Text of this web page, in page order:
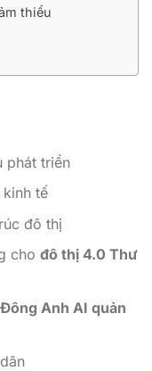
thiểu
phát triển
tế
đô thị
cho đô thị 4.0 Thư
Đông Anh AI quản